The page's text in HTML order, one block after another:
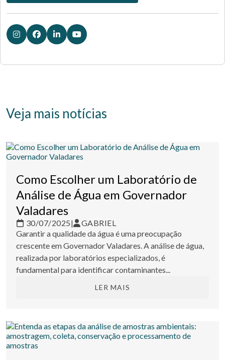
Veja mais notícias
Como Escolher um Laboratório de
Análise de Água em Governador
Valadares
30/07/2025|
GABRIEL
Garantir a qualidade da água é uma preocupação
crescente em Governador Valadares. A análise de água,
realizada por laboratórios especializados, é
fundamental para identificar contaminantes...
LER MAIS